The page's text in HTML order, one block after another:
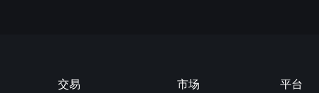
交易 市场 平台